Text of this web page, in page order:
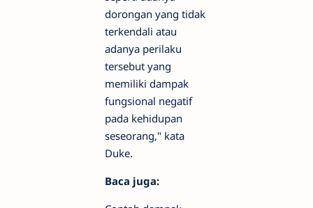
dorongan yang tidak
terkendali atau
adanya perilaku
tersebut yang
memiliki dampak
fungsional negatif
pada kehidupan
seseorang," kata
Duke.
Baca juga: